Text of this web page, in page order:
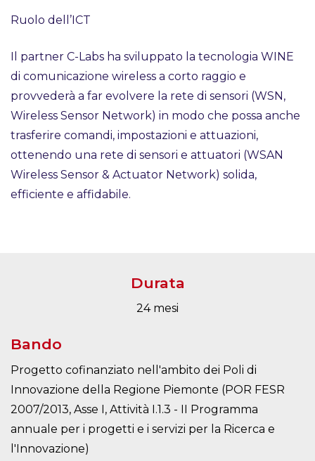
Ruolo dell’ICT
Il partner C-Labs ha sviluppato la tecnologia WINE
di comunicazione wireless a corto raggio e
provvederà a far evolvere la rete di sensori (WSN,
Wireless Sensor Network) in modo che possa anche
trasferire comandi, impostazioni e attuazioni,
ottenendo una rete di sensori e attuatori (WSAN
Wireless Sensor & Actuator Network) solida,
efficiente e affidabile.
Durata
24 mesi
Bando
Progetto cofinanziato nell'ambito dei Poli di
Innovazione della Regione Piemonte (POR FESR
2007/2013, Asse I, Attività I.1.3 - II Programma
annuale per i progetti e i servizi per la Ricerca e
l'Innovazione)